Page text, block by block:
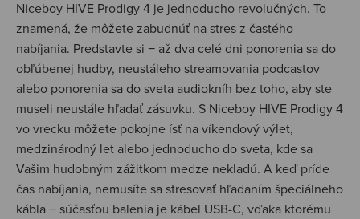
Niceboy HIVE Prodigy 4 je jednoducho revolučných. To
znamená, že môžete zabudnúť na stres z častého
nabíjania. Predstavte si − až dva celé dni ponorenia sa do
obľúbenej hudby, neustáleho streamovania podcastov
alebo ponorenia sa do sveta audiokníh bez toho, aby ste
museli neustále hľadať zásuvku. S Niceboy HIVE Prodigy 4
vo vrecku môžete pokojne ísť na víkendový výlet,
medzinárodný let alebo jednoducho do sveta, kde sa
Vašim hudobným zážitkom medze nekladú. A keď príde
čas nabíjania, nemusíte sa stresovať hľadaním špeciálneho
kábla − súčasťou balenia je kábel USB-C, vďaka ktorému